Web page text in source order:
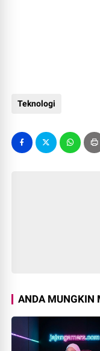
Teknologi
ANDA MUNGKIN